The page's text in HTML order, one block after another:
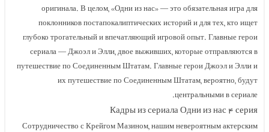
оригинала. В целом, «Одни из нас» — это обязательная игра для
поклонников постапокалиптических историй и для тех, кто ищет
глубоко трогательный и впечатляющий игровой опыт. Главные герои
сериала — Джоэл и Элли, двое выживших, которые отправляются в
путешествие по Соединенным Штатам. Главные герои Джоэл и Элли и
их путешествие по Соединенным Штатам, вероятно, будут
центральными в сериале.
Кадры из сериала Одни из нас ۴ серия
Сотрудничество с Крейгом Мазином, нашим невероятным актерским